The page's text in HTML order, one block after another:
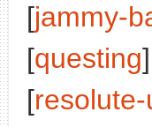
[jammy-
[questing
[